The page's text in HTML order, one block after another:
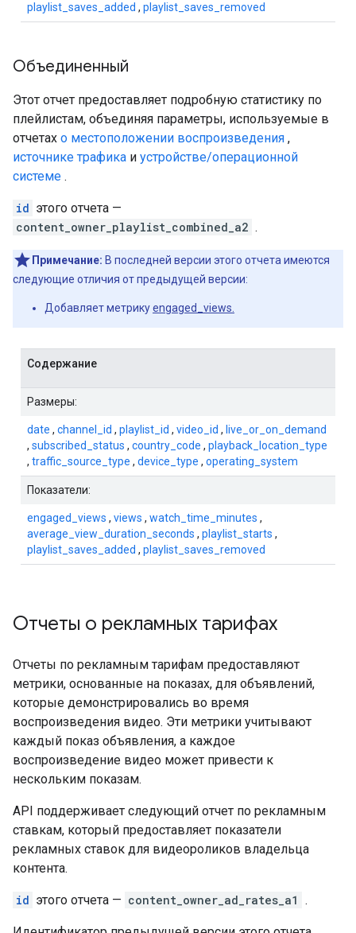
playlist_saves_added , playlist_saves_removed
Объединенный
Этот отчет предоставляет подробную статистику по
плейлистам, объединяя параметры, используемые в
отчетах о местоположении воспроизведения ,
источнике трафика и устройстве/операционной
системе .
id этого отчета —
content_owner_playlist_combined_a2 .
Примечание: В последней версии этого отчета имеются
следующие отличия от предыдущей версии:
Добавляет метрикуengaged_views.
Содержание
Размеры:
date , channel_id , playlist_id , video_id , live_or_on_demand
, subscribed_status , country_code , playback_location_type
, traffic_source_type , device_type , operating_system
Показатели:
engaged_views , views , watch_time_minutes ,
average_view_duration_seconds , playlist_starts ,
playlist_saves_added , playlist_saves_removed
Отчеты о рекламных тарифах
Отчеты по рекламным тарифам предоставляют
метрики, основанные на показах, для объявлений,
которые демонстрировались во время
воспроизведения видео. Эти метрики учитывают
каждый показ объявления, а каждое
воспроизведение видео может привести к
нескольким показам.
API поддерживает следующий отчет по рекламным
ставкам, который предоставляет показатели
рекламных ставок для видеороликов владельца
контента.
id этого отчета — content_owner_ad_rates_a1 .